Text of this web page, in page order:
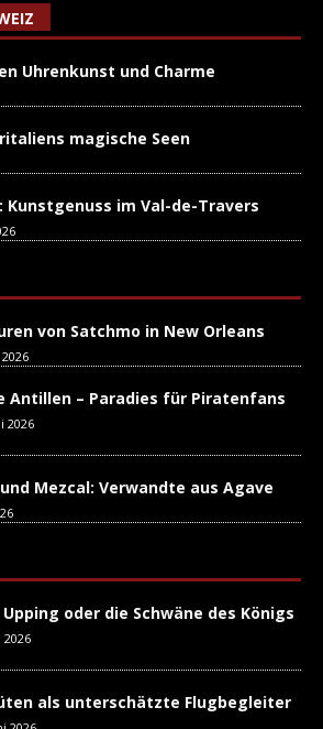
Uhrenkunst und Charme
magische Seen
Kunstgenuss im Val-de-Travers
von Satchmo in New Orleans
Antillen – Paradies für Piratenfans
2026
Mezcal: Verwandte aus Agave
Upping oder die Schwäne des Königs
2026
als unterschätzte Flugbegleiter